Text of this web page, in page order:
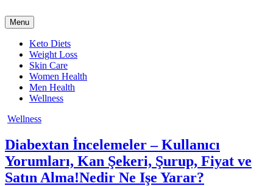
to
content
Menu
Keto Diets
Weight Loss
Skin Care
Women Health
Men Health
Wellness
Posted
Wellness
Diabextan İncelemeler – Kullanıcı
Yorumları, Kan Şekeri, Şurup, Fiyat ve
Satın Alma!Nedir Ne Işe Yarar?